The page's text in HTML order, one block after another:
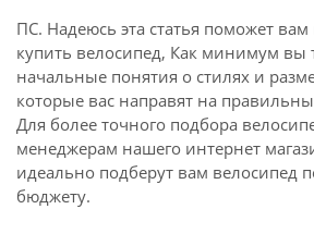
ПС. Надеюсь эта статья поможет
купить велосипед, Как минимум вы
начальные понятия о стилях и
которые вас направят на
Для более точного подбора
менеджерам нашего интернет
идеально подберут вам велосипед
бюджету.